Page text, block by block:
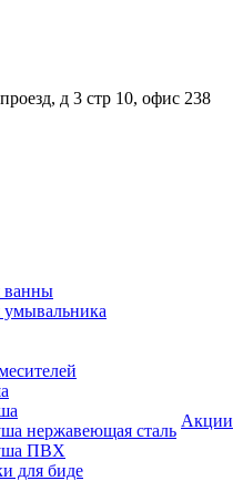
д 3 стр 10, офис 238
ванны
умывальника
нержавеющая сталь
ПВХ
для биде
Акции